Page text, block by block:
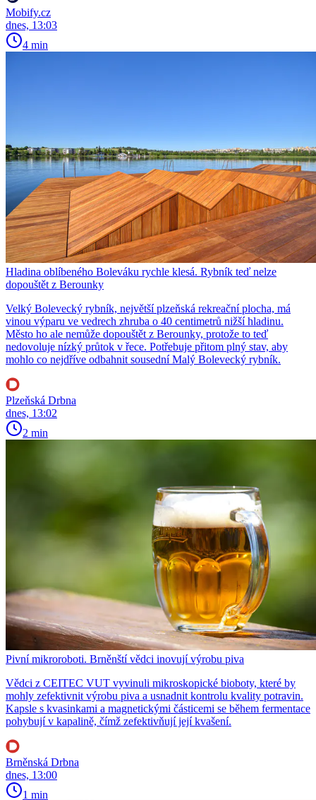
Mobify.cz
dnes, 13:03
4 min
Hladina oblíbeného Boleváku rychle klesá. Rybník teď nelze
dopouštět z Berounky
Velký Bolevecký rybník, největší plzeňská rekreační plocha, má
vinou výparu ve vedrech zhruba o 40 centimetrů nižší hladinu.
Město ho ale nemůže dopouštět z Berounky, protože to teď
nedovoluje nízký průtok v řece. Potřebuje přitom plný stav, aby
mohlo co nejdříve odbahnit sousední Malý Bolevecký rybník.
Plzeňská Drbna
dnes, 13:02
2 min
Pivní mikroroboti. Brněnští vědci inovují výrobu piva
Vědci z CEITEC VUT vyvinuli mikroskopické bioboty, které by
mohly zefektivnit výrobu piva a usnadnit kontrolu kvality potravin.
Kapsle s kvasinkami a magnetickými částicemi se během fermentace
pohybují v kapalině, čímž zefektivňují její kvašení.
Brněnská Drbna
dnes, 13:00
1 min